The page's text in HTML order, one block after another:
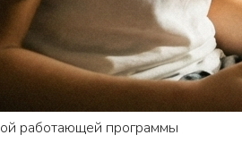
работающей программы
И
ЗАНЯТИЕ